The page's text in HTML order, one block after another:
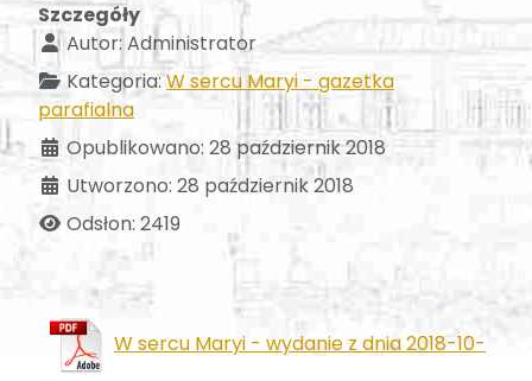
Szczegóły
Autor: Administrator
Kategoria:W sercu Maryi - gazetka
parafialna
Opublikowano: 28 październik 2018
Utworzono: 28 październik 2018
Odsłon: 2419
W sercu Maryi - wydanie z dnia 2018-10-